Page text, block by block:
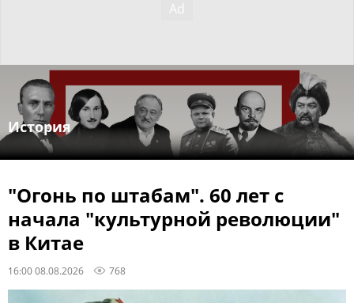
История
"Огонь по штабам". 60 лет с
начала "культурной революции"
в Китае
16:00 08.08.2026 768